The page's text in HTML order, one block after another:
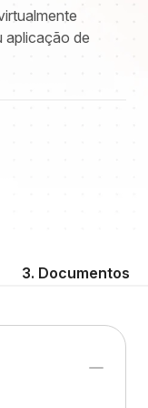
aplicação de
3. Documentos